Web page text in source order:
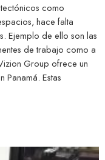
como
hace falta
Ejemplo de ello son las
de trabajo como a
Group ofrece un
Estas